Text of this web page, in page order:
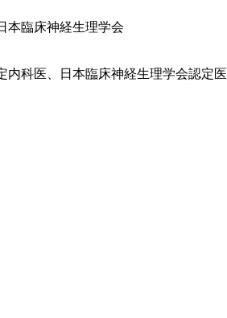
本臨床神経生理学会
内科医、日本臨床神経生理学会認定医